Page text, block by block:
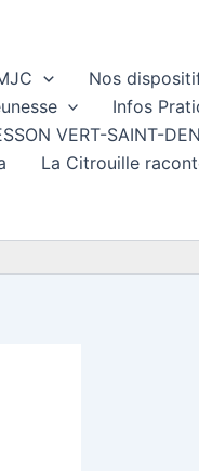
Nos
Infos
VERT-SAINT-
La Citrouille